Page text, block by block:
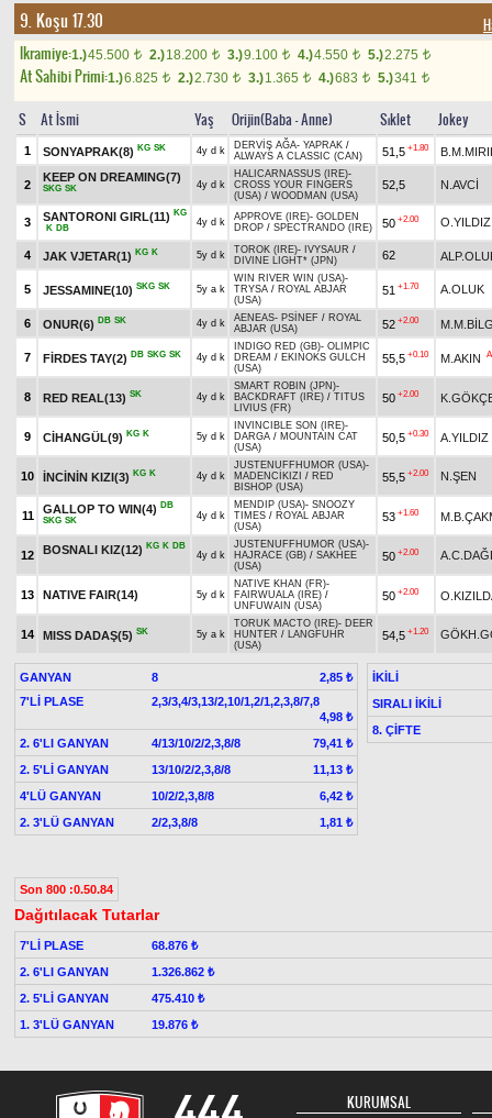
9. Koşu 17.30
Ikramiye:1.)45.500 t 2.)18.200 t 3.)9.100 t 4.)4.550 t 5.)2.275 t
At Sahibi Primi:1.)6.825 t 2.)2.730 t 3.)1.365 t 4.)683 t 5.)341 t
S At İsmi Yaş Orijin(Baba - Anne) Sıklet Jokey
1 SONYAPRAK(8) KG SK 4y d k DERVİŞ AĞA- YAPRAK /
ALWAYS A CLASSIC (CAN)
51,5 +1.80
2
KEEP ON DREAMING(7)
SKG SK 4y d k
HALICARNASSUS (IRE)-
CROSS YOUR FINGERS
(USA) / WOODMAN (USA)
52,5 N.AVCİ
3 SANTORONI GIRL(11) KG
K DB
4y d k APPROVE (IRE)- GOLDEN
DROP / SPECTRANDO (IRE) 50 +2.00 O.YILDIZ
4 JAK VJETAR(1) KG K 5y d k TOROK (IRE)- IVYSAUR /
DIVINE LIGHT* (JPN)
62
5 JESSAMINE(10) SKG SK 5y a k
WIN RIVER WIN (USA)-
TRYSA / ROYAL ABJAR
(USA)
51 +1.70 A.OLUK
6 ONUR(6) DB SK 4y d k AENEAS- PSİNEF / ROYAL
ABJAR (USA)
52 +2.00
7 FİRDES TAY(2) DB SKG SK 4y d k
INDIGO RED (GB)- OLIMPIC
DREAM / EKINOKS GULCH
(USA)
55,5 +0.10 M.AKIN
8 RED REAL(13) SK 4y d k
SMART ROBIN (JPN)-
BACKDRAFT (IRE) / TITUS
LIVIUS (FR)
50 +2.00
9 CİHANGÜL(9) KG K 5y d k
INVINCIBLE SON (IRE)-
DARGA / MOUNTAIN CAT
(USA)
50,5 +0.30 A.YILDIZ
10 İNCİNİN KIZI(3) KG K 4y d k
JUSTENUFFHUMOR (USA)-
MADENCİKIZI / RED
BISHOP (USA)
55,5 +2.00 N.ŞEN
11
GALLOP TO WIN(4) DB
SKG SK 4y d k
MENDIP (USA)- SNOOZY
TIMES / ROYAL ABJAR
(USA)
53 +1.60
12 BOSNALI KIZ(12) KG K DB
4y d k
JUSTENUFFHUMOR (USA)-
HAJRACE (GB) / SAKHEE
(USA)
50 +2.00
13 NATIVE FAIR(14) 5y d k
NATIVE KHAN (FR)-
FAIRWUALA (IRE) /
UNFUWAIN (USA)
50 +2.00
14 MISS DADAŞ(5) SK 5y a k
TORUK MACTO (IRE)- DEER
HUNTER / LANGFUHR
(USA)
54,5 +1.20
GANYAN 8
2,85 ₺
7'Lİ PLASE
2,3/3,4/3,13/2,10/1,2/1,2,3,8/7,8
4,98 ₺
2. 6'LI GANYAN
4/13/10/2/2,3,8/8
79,41 ₺
2. 5'Lİ GANYAN
13/10/2/2,3,8/8
11,13 ₺
4'LÜ GANYAN
10/2/2,3,8/8
6,42 ₺
2. 3'LÜ GANYAN
2/2,3,8/8 1,81 ₺
İKİLİ
SIRALI İKİLİ
8. ÇİFTE
Son 800 :0.50.84
Dağıtılacak Tutarlar
7'Lİ PLASE
68.876 ₺
2. 6'LI GANYAN
1.326.862 ₺
2. 5'Lİ GANYAN
475.410 ₺
1. 3'LÜ GANYAN
19.876 ₺
KURUMSAL